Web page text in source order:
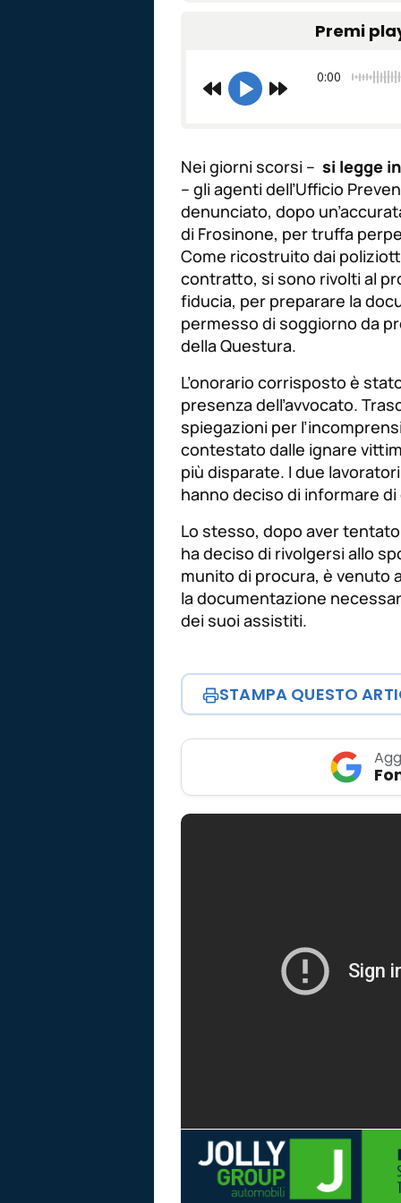
Premi
0:00
Nei giorni scorsi – si legge
– gli agenti dell’Ufficio
denunciato, dopo
di Frosinone, per truffa
Come ricostruito dai
contratto, si sono rivolti al
fiducia, per preparare la
permesso di soggiorno da
della Questura.
L’onorario corrisposto è
presenza dell’avvocato.
spiegazioni per
contestato dalle ignare
più disparate. I due
hanno deciso di informare di
Lo stesso, dopo aver
ha deciso di rivolgersi allo
munito di procura, è venuto
la documentazione
dei suoi assistiti.
STAMPA QUESTO